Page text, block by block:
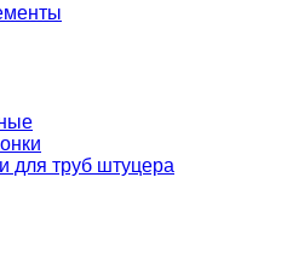
для труб штуцера